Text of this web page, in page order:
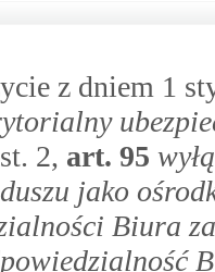
z dniem 1
2, art. 95
jako
Biura